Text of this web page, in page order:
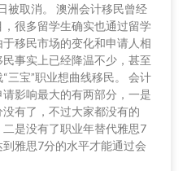
被取消。 澳洲会计移民曾经
很多留学生确实也通过留学
移民市场的变化和申请人相
事实上已经降温不少，甚至
三宝”职业想曲线移民。 会计
影响最大的有两部分，一是
有了，不过大家都没有的
是没有了职业年替代雅思7
雅思7分的水平才能通过会